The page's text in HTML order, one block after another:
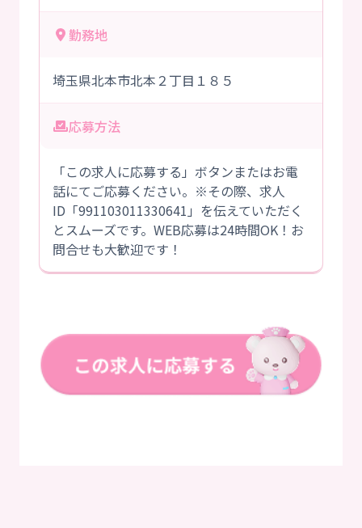
勤務地
埼玉県北本市北本２丁目１８５
応募方法
「この求人に応募する」ボタンまたはお電
話にてご応募ください。※その際、求人
ID「991103011330641」を伝えていただく
とスムーズです。WEB応募は24時間OK！お
問合せも大歓迎です！